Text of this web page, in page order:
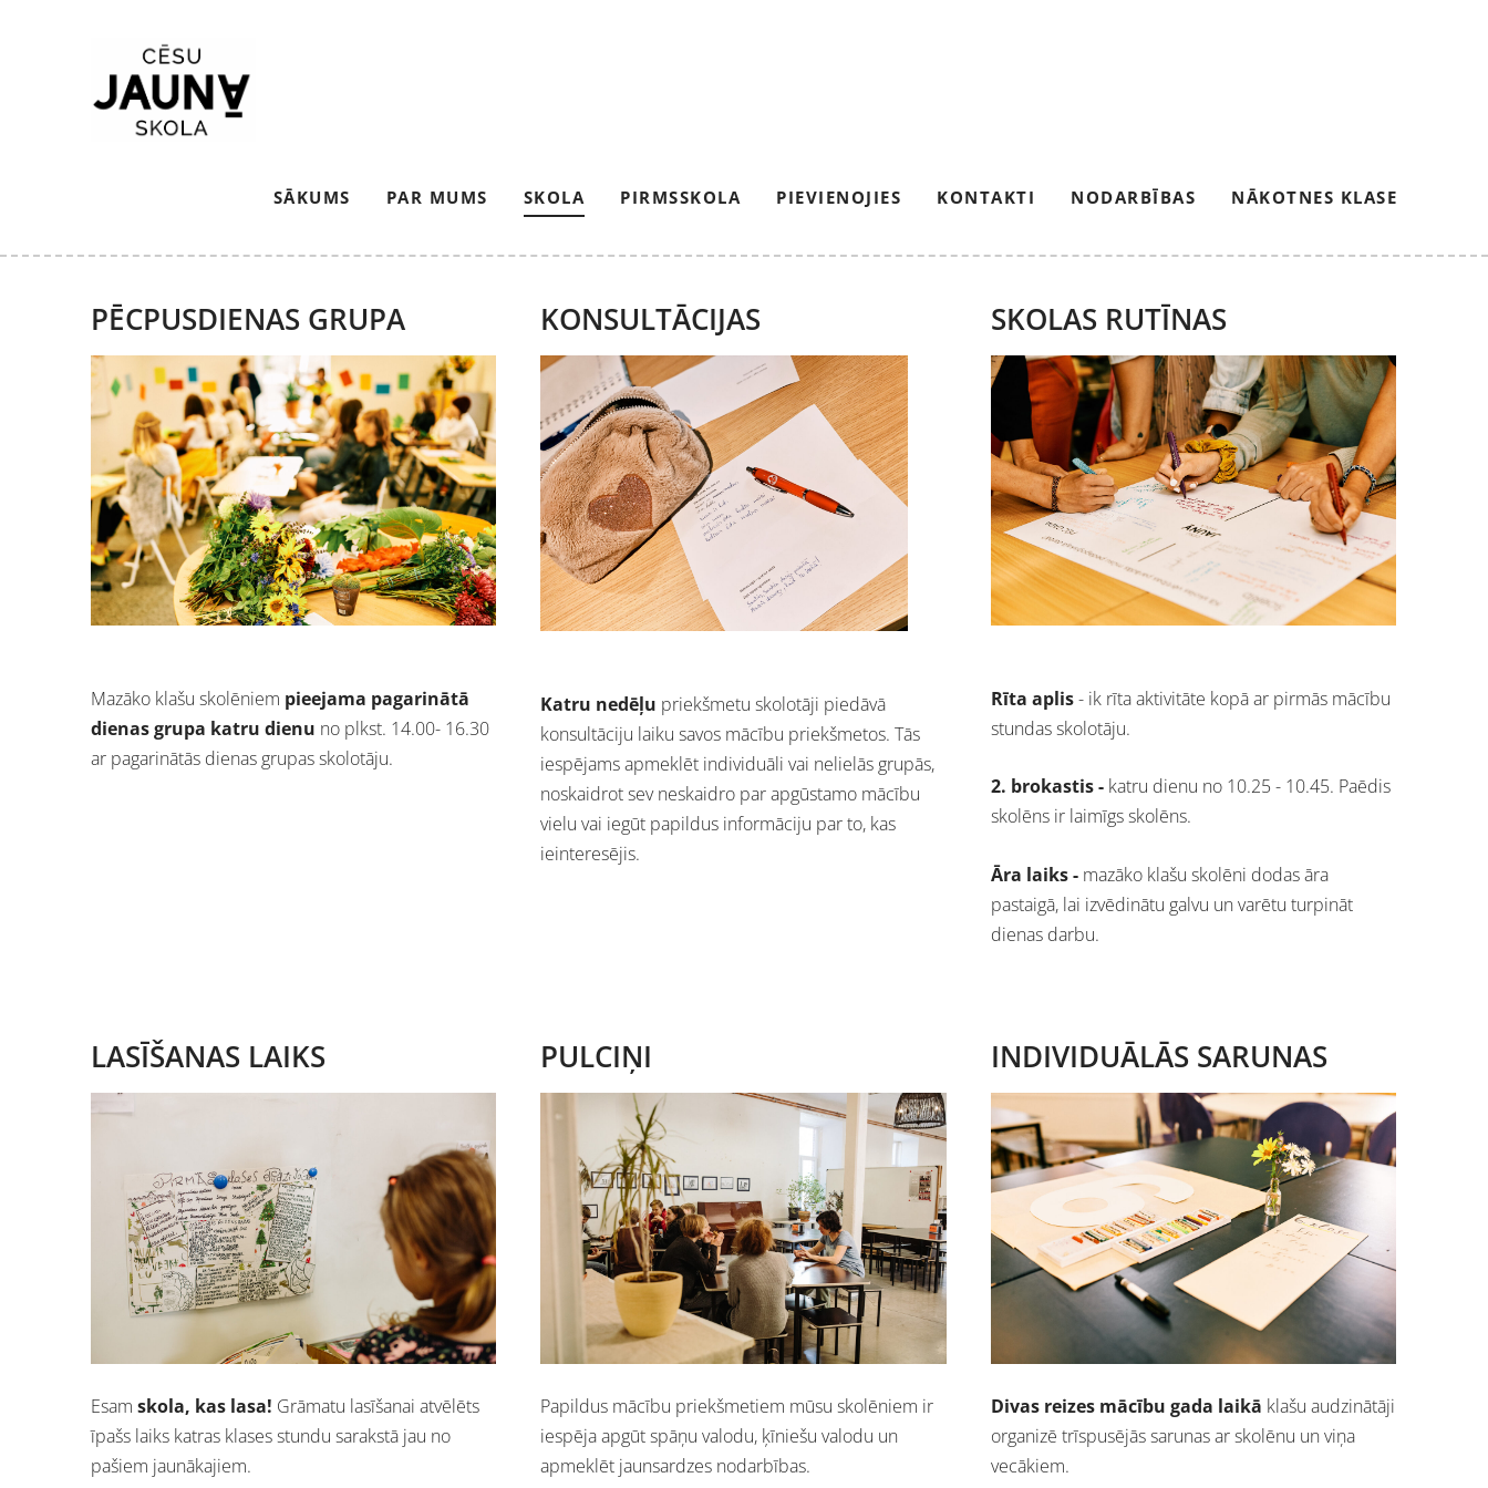
SĀKUMS PAR MUMS SKOLA PIRMSSKOLA PIEVIENOJIES KONTAKTI NODARBĪBAS NĀKOTNES KLASE
PĒCPUSDIENAS GRUPA
Mazāko klašu skolēniem pieejama pagarinātā
dienas grupa katru dienu no plkst. 14.00- 16.30
ar pagarinātās dienas grupas skolotāju.
KONSULTĀCIJAS
Katru nedēļu priekšmetu skolotāji piedāvā
konsultāciju laiku savos mācību priekšmetos. Tās
iespējams apmeklēt individuāli vai nelielās grupās,
noskaidrot sev neskaidro par apgūstamo mācību
vielu vai iegūt papildus informāciju par to, kas
ieinteresējis.
SKOLAS RUTĪNAS
Rīta aplis- ik rīta aktivitāte kopā ar pirmās mācību
stundas skolotāju.
2. brokastis - katru dienu no 10.25 - 10.45. Paēdis
skolēns ir laimīgs skolēns.
Āra laiks -mazāko klašu skolēni dodas āra
pastaigā, lai izvēdinātu galvu un varētu turpināt
dienas darbu.
LASĪŠANAS LAIKS
Esam skola, kas lasa! Grāmatu lasīšanai atvēlēts
īpašs laiks katras klases stundu sarakstā jau no
pašiem jaunākajiem.
PULCIŅI
Papildus mācību priekšmetiem mūsu skolēniem ir
iespēja apgūt spāņu valodu, ķīniešu valodu un
apmeklēt jaunsardzes nodarbības.
INDIVIDUĀLĀS SARUNAS
Divas reizes mācību gada laikā klašu audzinātāji
organizē trīspusējās sarunas ar skolēnu un viņa
vecākiem.